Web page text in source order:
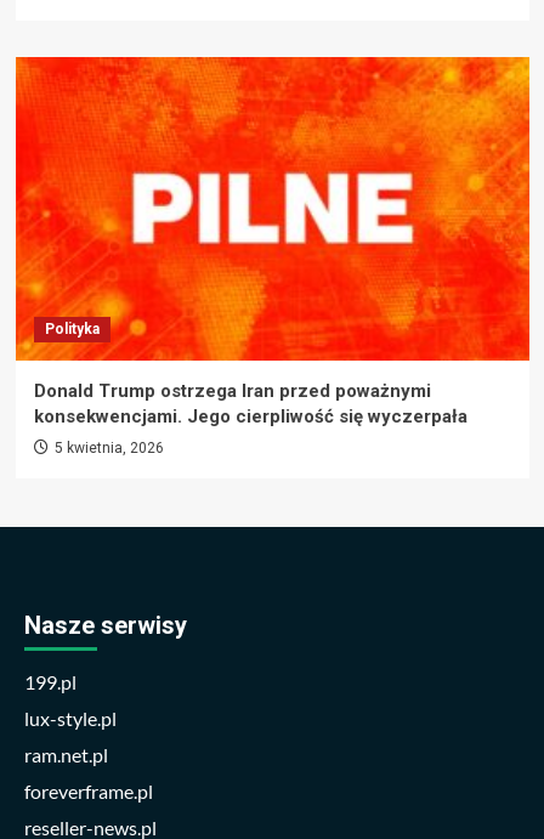
Polityka
Donald Trump ostrzega Iran przed poważnymi
konsekwencjami. Jego cierpliwość się wyczerpała
5 kwietnia, 2026
Nasze serwisy
199.pl
lux-style.pl
ram.net.pl
foreverframe.pl
reseller-news.pl